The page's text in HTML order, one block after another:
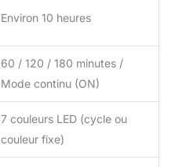
Environ 10 heures
60 / 120 / 180 minutes /
Mode continu (ON)
7 couleurs LED (cycle ou
couleur fixe)